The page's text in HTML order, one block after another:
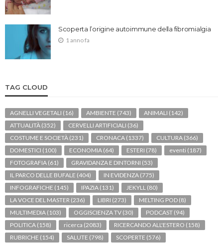
Scoperta l’origine autoimmune della fibromialgia
1 anno fa
TAG CLOUD
AGNELLI VEGETALI (16) AMBIENTE (743) ANIMALI (142)
ATTUALITÀ (352) CERVELLI ARTIFICIALI (36)
COSTUME E SOCIETÀ (231) CRONACA (1337) CULTURA (366)
DOMESTICI (100) ECONOMIA (64) ESTERI (78) eventi (187)
FOTOGRAFIA (61) GRAVIDANZA E DINTORNI (53)
IL PARCO DELLE BUFALE (404) IN EVIDENZA (775)
INFOGRAFICHE (145) IPAZIA (131) JEKYLL (80)
LA VOCE DEL MASTER (236) LIBRI (273) MELTING POD (8)
MULTIMEDIA (103) OGGISCIENZA TV (30) PODCAST (94)
POLITICA (158) ricerca (2083) RICERCANDO ALL'ESTERO (158)
RUBRICHE (154) SALUTE (798) SCOPERTE (576)